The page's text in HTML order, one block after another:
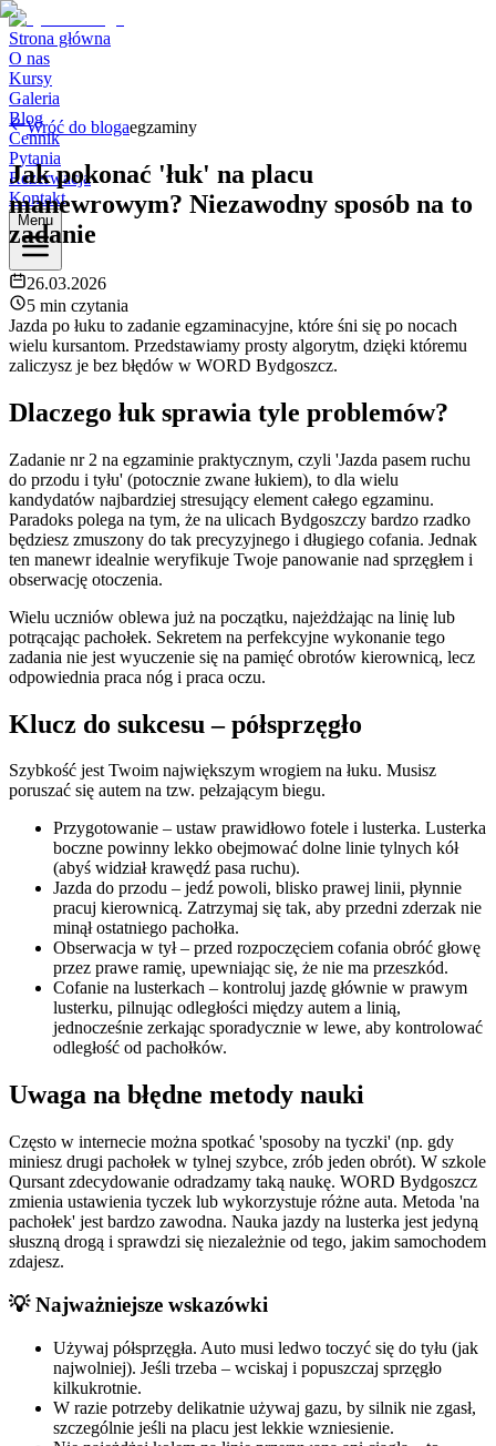
Strona główna
O nas
Kursy
Galeria
Blog
Cennik
Pytania
Rezerwacja
Kontakt
Menu
Wróć do blogaegzaminy
Jak pokonać 'łuk' na placu
manewrowym? Niezawodny sposób na to
zadanie
26.03.2026
5 min czytania
Jazda po łuku to zadanie egzaminacyjne, które śni się po nocach
wielu kursantom. Przedstawiamy prosty algorytm, dzięki któremu
zaliczysz je bez błędów w WORD Bydgoszcz.
Dlaczego łuk sprawia tyle problemów?
Zadanie nr 2 na egzaminie praktycznym, czyli 'Jazda pasem ruchu
do przodu i tyłu' (potocznie zwane łukiem), to dla wielu
kandydatów najbardziej stresujący element całego egzaminu.
Paradoks polega na tym, że na ulicach Bydgoszczy bardzo rzadko
będziesz zmuszony do tak precyzyjnego i długiego cofania. Jednak
ten manewr idealnie weryfikuje Twoje panowanie nad sprzęgłem i
obserwację otoczenia.
Wielu uczniów oblewa już na początku, najeżdżając na linię lub
potrącając pachołek. Sekretem na perfekcyjne wykonanie tego
zadania nie jest wyuczenie się na pamięć obrotów kierownicą, lecz
odpowiednia praca nóg i praca oczu.
Klucz do sukcesu – półsprzęgło
Szybkość jest Twoim największym wrogiem na łuku. Musisz
poruszać się autem na tzw. pełzającym biegu.
Przygotowanie – ustaw prawidłowo fotele i lusterka. Lusterka
boczne powinny lekko obejmować dolne linie tylnych kół
(abyś widział krawędź pasa ruchu).
Jazda do przodu – jedź powoli, blisko prawej linii, płynnie
pracuj kierownicą. Zatrzymaj się tak, aby przedni zderzak nie
minął ostatniego pachołka.
Obserwacja w tył – przed rozpoczęciem cofania obróć głowę
przez prawe ramię, upewniając się, że nie ma przeszkód.
Cofanie na lusterkach – kontroluj jazdę głównie w prawym
lusterku, pilnując odległości między autem a linią,
jednocześnie zerkając sporadycznie w lewe, aby kontrolować
odległość od pachołków.
Uwaga na błędne metody nauki
Często w internecie można spotkać 'sposoby na tyczki' (np. gdy
miniesz drugi pachołek w tylnej szybce, zrób jeden obrót). W szkole
Qursant zdecydowanie odradzamy taką naukę. WORD Bydgoszcz
zmienia ustawienia tyczek lub wykorzystuje różne auta. Metoda 'na
pachołek' jest bardzo zawodna. Nauka jazdy na lusterka jest jedyną
słuszną drogą i sprawdzi się niezależnie od tego, jakim samochodem
zdajesz.
💡 Najważniejsze wskazówki
Używaj półsprzęgła. Auto musi ledwo toczyć się do tyłu (jak
najwolniej). Jeśli trzeba – wciskaj i popuszczaj sprzęgło
kilkukrotnie.
W razie potrzeby delikatnie używaj gazu, by silnik nie zgasł,
szczególnie jeśli na placu jest lekkie wzniesienie.